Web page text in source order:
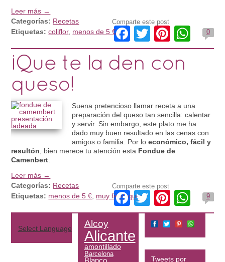
Leer más →
Categorías: Recetas
Etiquetas: coliflor, menos de 5 €
Comparte este post
Facebook
Twitter 0
¡Que te la den con
queso!
Suena pretencioso llamar receta a una
preparación del queso tan sencilla: calentar
y servir. Sin embargo, este plato me ha
dado muy buen resultado en las cenas con
amigos o familia. Por loeconómico, fácil y
resultón , bien merece tu atención esta Fondue de
Camenbert
Leer más →
Categorías: Recetas
Etiquetas: menos de 5 € muy fácil,queso
Comparte este post
Facebook
Twitter 9
Select Language Alcoy
Alicante
amontillado
Barcelona
Tweets por